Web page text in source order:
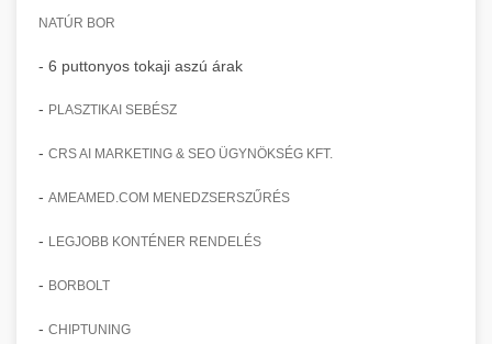
NATÚR BOR
- 6 puttonyos tokaji aszú árak
- PLASZTIKAI SEBÉSZ
- CRS AI MARKETING & SEO ÜGYNÖKSÉG KFT.
- AMEAMED.COM MENEDZSERSZŰRÉS
- LEGJOBB KONTÉNER RENDELÉS
- BORBOLT
- CHIPTUNING